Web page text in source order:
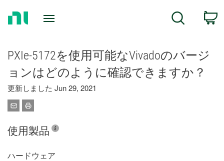
Search
PXIe-5172を使用可能なVivadoのバージ
ョンはどのように確認できますか？
更新しました Jun 29, 2021
使用製品
ハードウェア